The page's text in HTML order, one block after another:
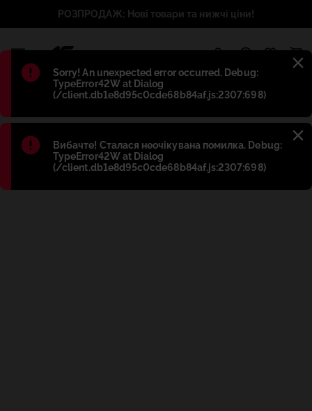
Błąd:
Sorry! An unexpected error occurred. Debug:
TypeError42W at Dialog
(/client.db1e8d95c0cde68b84af.js:2307:698)
Błąd:
Вибачте! Сталася неочікувана помилка. Debug:
TypeError42W at Dialog
(/client.db1e8d95c0cde68b84af.js:2307:698)
РОЗПРОДАЖ: Нові товари та нижчі ціни!